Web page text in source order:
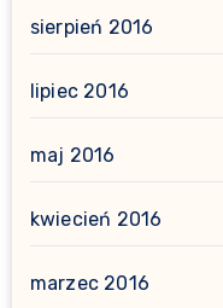
sierpień 2016
lipiec 2016
maj 2016
kwiecień 2016
marzec 2016